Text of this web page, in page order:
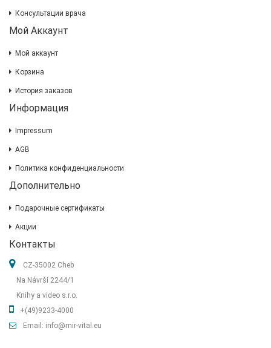
Консультации врача
Мой Аккаунт
Мой аккаунт
Корзина
История заказов
Информация
Impressum
AGB
Политика конфиденциальности
Дополнительно
Подарочные сертификаты
Акции
Контакты
CZ-35002 Cheb
Na Návrší 2244/1
Knihy a video s.r.o.
+(49)9233-4000
Email: info@mir-vital.eu